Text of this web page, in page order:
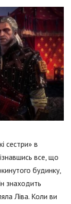
сестри» в
все, що
будинку,
знаходить
Ліва. Коли ви